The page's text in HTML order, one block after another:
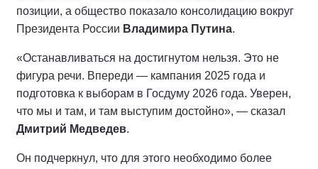
позиции, а общество показало консолидацию вокруг
Президента России Владимира Путина.
«Останавливаться на достигнутом нельзя. Это не
фигура речи. Впереди — кампания 2025 года и
подготовка к выборам в Госдуму 2026 года. Уверен,
что мы и там, и там выступим достойно», — сказал
Дмитрий Медведев.
Он подчеркнул, что для этого необходимо более